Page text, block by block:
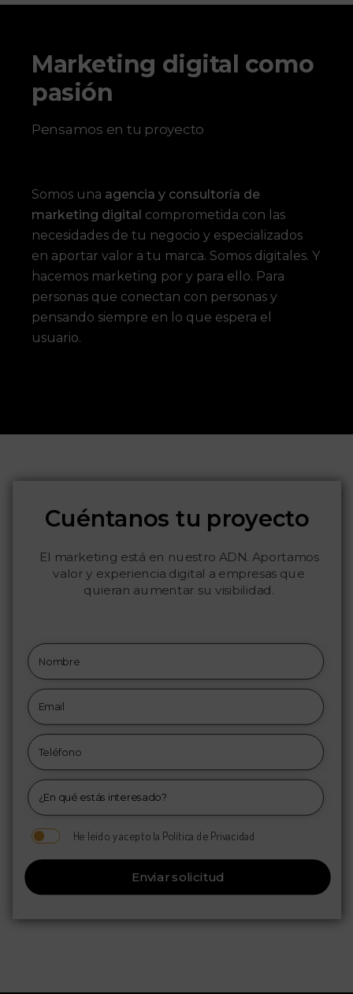
Marketing digital como
pasión
Pensamos en tu proyecto
Somos una agencia y consultoría de
marketing digital comprometida con las
necesidades de tu negocio y especializados
en aportar valor a tu marca. Somos digitales. Y
hacemos marketing por y para ello. Para
personas que conectan con personas y
pensando siempre en lo que espera el
usuario.
He leído y acepto la Política de Privacidad
Enviar solicitud
Cuéntanos tu proyecto
El marketing está en nuestro ADN. Aportamos
valor y experiencia digital a empresas que
quieran aumentar su visibilidad.